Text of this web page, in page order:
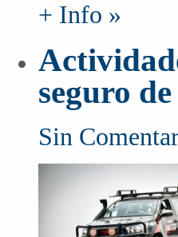
+ Info »
seguro
Sin